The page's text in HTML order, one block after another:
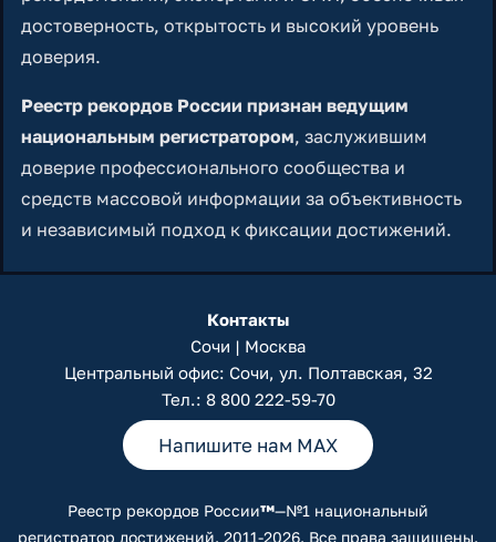
достоверность, открытость и высокий уровень
доверия.
Реестр рекордов России признан ведущим
национальным регистратором, заслужившим
доверие профессионального сообщества и
средств массовой информации за объективность
и независимый подход к фиксации достижений.
Контакты
Сочи | Москва
Центральный офис: Сочи, ул. Полтавская, 32
Тел.: 8 800 222-59-70
Напишите нам MAX
Реестр рекордов России™—№1 национальный
регистратор достижений. 2011-2026. Все права защищены.